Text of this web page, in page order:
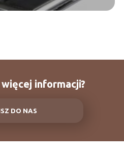
informacji?
DO NAS